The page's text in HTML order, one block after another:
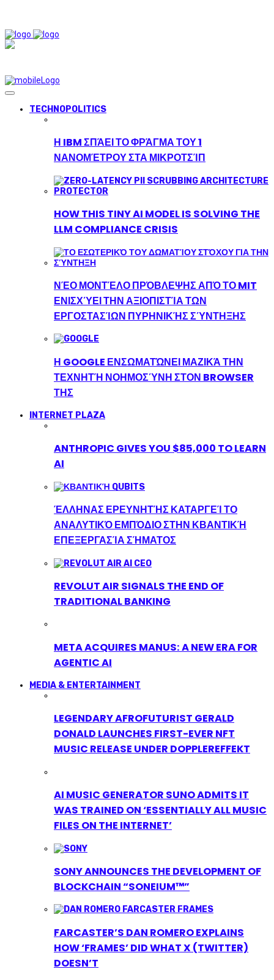
TECHNOPOLITICS
Η IBM ΣΠΆΕΙ ΤΟ ΦΡΆΓΜΑ ΤΟΥ 1
ΝΑΝΟΜΈΤΡΟΥ ΣΤΑ ΜΙΚΡΟΤΣΊΠ
HOW THIS TINY AI MODEL IS SOLVING THE
LLM COMPLIANCE CRISIS
ΝΈΟ ΜΟΝΤΈΛΟ ΠΡΌΒΛΕΨΗΣ ΑΠΌ ΤΟ MIT
ΕΝΙΣΧΎΕΙ ΤΗΝ ΑΞΙΟΠΙΣΤΊΑ ΤΩΝ
ΕΡΓΟΣΤΑΣΊΩΝ ΠΥΡΗΝΙΚΉΣ ΣΎΝΤΗΞΗΣ
Η GOOGLE ΕΝΣΩΜΑΤΏΝΕΙ ΜΑΖΙΚΆ ΤΗΝ
ΤΕΧΝΗΤΉ ΝΟΗΜΟΣΎΝΗ ΣΤΟΝ BROWSER
ΤΗΣ
INTERNET PLAZA
ANTHROPIC GIVES YOU $85,000 TO LEARN
AI
ΈΛΛΗΝΑΣ ΕΡΕΥΝΗΤΉΣ ΚΑΤΑΡΓΕΊ ΤΟ
ΑΝΑΛΥΤΙΚΌ ΕΜΠΌΔΙΟ ΣΤΗΝ ΚΒΑΝΤΙΚΉ
ΕΠΕΞΕΡΓΑΣΊΑ ΣΉΜΑΤΟΣ
REVOLUT AIR SIGNALS THE END OF
TRADITIONAL BANKING
META ACQUIRES MANUS: A NEW ERA FOR
AGENTIC AI
MEDIA & ENTERTAINMENT
LEGENDARY AFROFUTURIST GERALD
DONALD LAUNCHES FIRST-EVER NFT
MUSIC RELEASE UNDER DOPPLEREFFEKT
AI MUSIC GENERATOR SUNO ADMITS IT
WAS TRAINED ON ‘ESSENTIALLY ALL MUSIC
FILES ON THE INTERNET’
SONY ANNOUNCES THE DEVELOPMENT OF
BLOCKCHAIN “SONEIUM™”
FARCASTER’S DAN ROMERO EXPLAINS
HOW ‘FRAMES’ DID WHAT X (TWITTER)
DOESN’T